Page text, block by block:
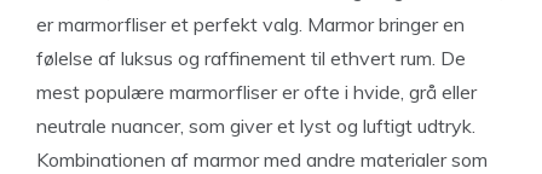
er marmorfliser et perfekt valg. Marmor bringer en
følelse af luksus og raffinement til ethvert rum. De
mest populære marmorfliser er ofte i hvide, grå eller
neutrale nuancer, som giver et lyst og luftigt udtryk.
Kombinationen af marmor med andre materialer som